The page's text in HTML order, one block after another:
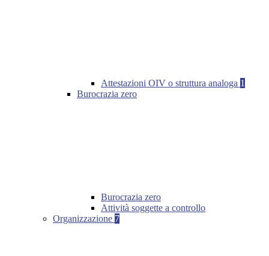
Attestazioni OIV o struttura analoga 1
Burocrazia zero
Burocrazia zero
Attività soggette a controllo
Organizzazione 7